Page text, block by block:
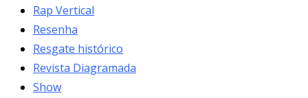
Rap Vertical
Resenha
Resgate histórico
Revista Diagramada
Show